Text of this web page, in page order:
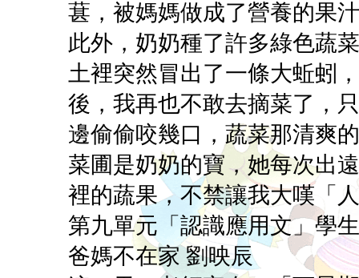
葚，被媽媽做成了營養的果
此外，奶奶種了許多綠色蔬
土裡突然冒出了一條大蚯蚓
後，我再也不敢去摘菜了，
邊偷偷咬幾口，蔬菜那清爽
菜圃是奶奶的寶，她每次出
裡的蔬果，不禁讓我大嘆「
第九單元「認識應用文」學
爸媽不在家 劉映辰